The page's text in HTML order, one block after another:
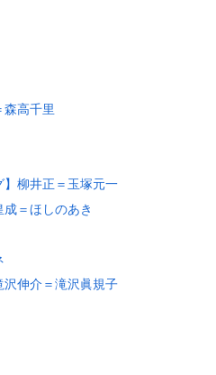
森高千里
】柳井正＝玉塚元一
成＝ほしのあき
沢伸介＝滝沢眞規子